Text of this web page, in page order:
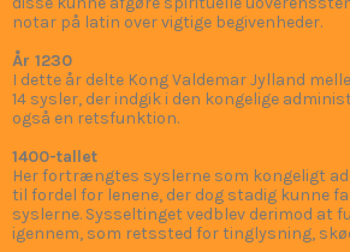
myndighed.
1100-tallet
I dette århundrede indgik syslet også i den
lokaladministration som virkeområde for
disse kunne afgøre spirituelle
År 1230
I dette år delte Kong Valdemar Jylland
14 sysler, der indgik i den kongelige
også en retsfunktion.